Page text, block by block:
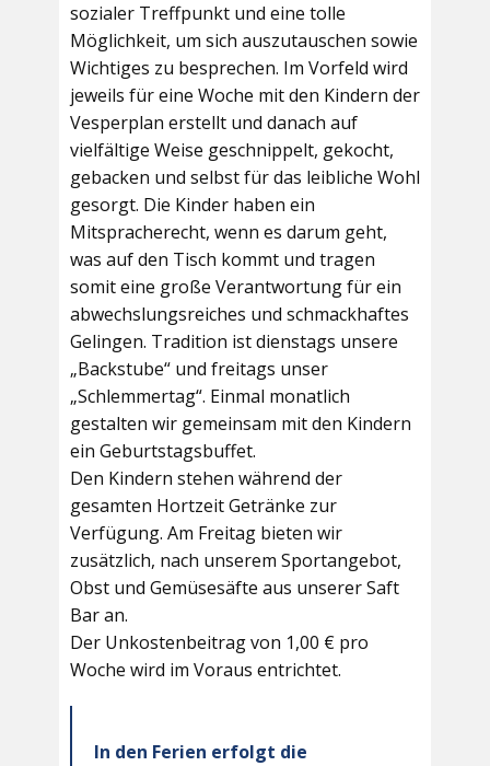
sozialer Treffpunkt und eine tolle
Möglichkeit, um sich auszutauschen sowie
Wichtiges zu besprechen. Im Vorfeld wird
jeweils für eine Woche mit den Kindern der
Vesperplan erstellt und danach auf
vielfältige Weise geschnippelt, gekocht,
gebacken und selbst für das leibliche Wohl
gesorgt. Die Kinder haben ein
Mitspracherecht, wenn es darum geht,
was auf den Tisch kommt und tragen
somit eine große Verantwortung für ein
abwechslungsreiches und schmackhaftes
Gelingen. Tradition ist dienstags unsere
„Backstube“ und freitags unser
„Schlemmertag“. Einmal monatlich
gestalten wir gemeinsam mit den Kindern
ein Geburtstagsbuffet.
Den Kindern stehen während der
gesamten Hortzeit Getränke zur
Verfügung. Am Freitag bieten wir
zusätzlich, nach unserem Sportangebot,
Obst und Gemüsesäfte aus unserer Saft
Bar an.
Der Unkostenbeitrag von 1,00 € pro
Woche wird im Voraus entrichtet.
In den Ferien erfolgt die